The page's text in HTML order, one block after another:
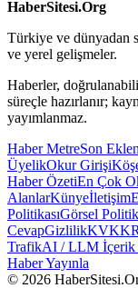
HaberSitesi.Org
Türkiye ve dünyadan
ve yerel gelişmeler.
Haberler,
süreçle hazırlanır;
yayımlanmaz.
Haber MetreSon
ÜyelikOkur Girişi
Haber ÖzetiEn Çok
AlanlarKünyeİletişim
PolitikasıGörsel
CevapGizlilikKVKK
TrafikAI / LLM İçerik
Haber Yayınla
© 2026